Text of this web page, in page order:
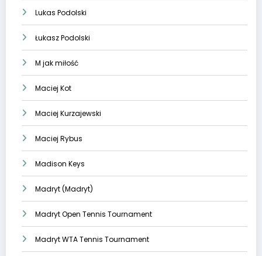
Lukas Podolski
Łukasz Podolski
M jak miłość
Maciej Kot
Maciej Kurzajewski
Maciej Rybus
Madison Keys
Madryt (Madryt)
Madryt Open Tennis Tournament
Madryt WTA Tennis Tournament